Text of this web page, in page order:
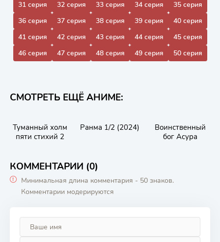
31 серия 32 серия 33 серия 34 серия
35 серия
36 серия
37 серия 38 серия 39 серия
40 серия
41 серия
42 серия 43 серия 44 серия
45 серия
46 серия
47 серия 48 серия 49 серия 50 серия
СМОТРЕТЬ ЕЩЁ АНИМЕ:
Туманный холм
пяти стихий 2
Ранма 1/2 (2024)
Воинственный
бог Асура
КОММЕНТАРИИ (0)
Минимальная длина комментария - 50 знаков.
Комментарии модерируются